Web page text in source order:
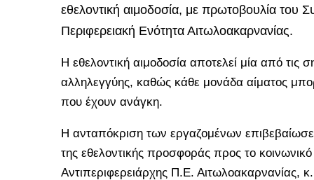
εθελοντική αιμοδοσία, με πρωτοβουλία του
Περιφερειακή Ενότητα Αιτωλοακαρνανίας.
Η εθελοντική αιμοδοσία αποτελεί μία από τις
αλληλεγγύης, καθώς κάθε μονάδα αίματος
που έχουν ανάγκη.
Η ανταπόκριση των εργαζομένων
της εθελοντικής προσφοράς προς το
Αντιπεριφερειάρχης Π.Ε. Αιτωλοακαρνανίας,